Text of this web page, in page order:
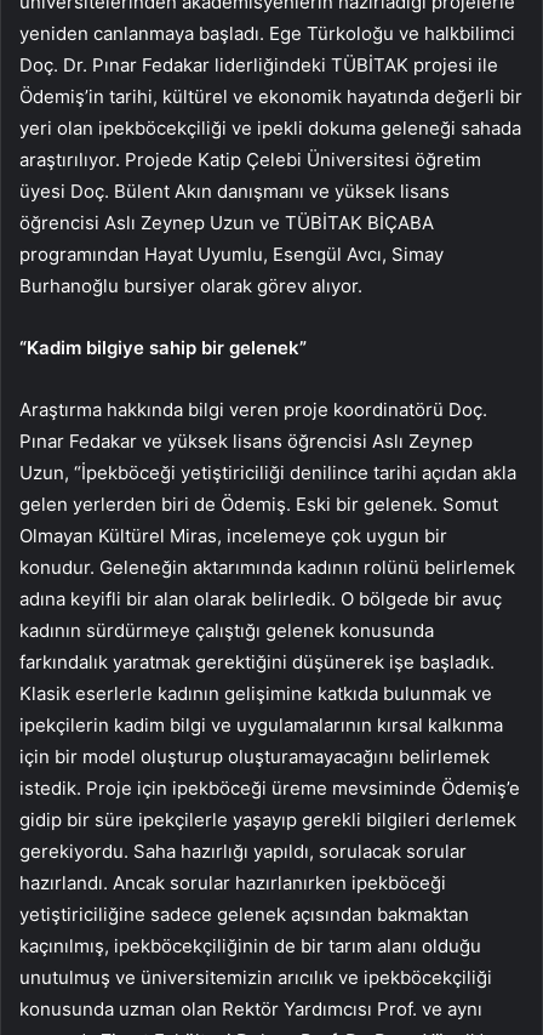
yeniden canlanmaya başladı. Ege Türkoloğu ve halkbilimci
Doç. Dr. Pınar Fedakar liderliğindeki TÜBİTAK projesi ile
Ödemiş’in tarihi, kültürel ve ekonomik hayatında değerli bir
yeri olan ipekböcekçiliği ve ipekli dokuma geleneği sahada
araştırılıyor. Projede Katip Çelebi Üniversitesi öğretim
üyesi Doç. Bülent Akın danışmanı ve yüksek lisans
öğrencisi Aslı Zeynep Uzun ve TÜBİTAK BİÇABA
programından Hayat Uyumlu, Esengül Avcı, Simay
Burhanoğlu bursiyer olarak görev alıyor.
“Kadim bilgiye sahip bir gelenek”
Araştırma hakkında bilgi veren proje koordinatörü Doç.
Pınar Fedakar ve yüksek lisans öğrencisi Aslı Zeynep
Uzun, “İpekböceği yetiştiriciliği denilince tarihi açıdan akla
gelen yerlerden biri de Ödemiş. Eski bir gelenek. Somut
Olmayan Kültürel Miras, incelemeye çok uygun bir
konudur. Geleneğin aktarımında kadının rolünü belirlemek
adına keyifli bir alan olarak belirledik. O bölgede bir avuç
kadının sürdürmeye çalıştığı gelenek konusunda
farkındalık yaratmak gerektiğini düşünerek işe başladık.
Klasik eserlerle kadının gelişimine katkıda bulunmak ve
ipekçilerin kadim bilgi ve uygulamalarının kırsal kalkınma
için bir model oluşturup oluşturamayacağını belirlemek
istedik. Proje için ipekböceği üreme mevsiminde Ödemiş’e
gidip bir süre ipekçilerle yaşayıp gerekli bilgileri derlemek
gerekiyordu. Saha hazırlığı yapıldı, sorulacak sorular
hazırlandı. Ancak sorular hazırlanırken ipekböceği
yetiştiriciliğine sadece gelenek açısından bakmaktan
kaçınılmış, ipekböcekçiliğinin de bir tarım alanı olduğu
unutulmuş ve üniversitemizin arıcılık ve ipekböcekçiliği
konusunda uzman olan Rektör Yardımcısı Prof. ve aynı